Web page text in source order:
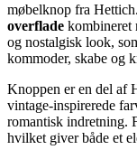
møbelknop fra
overflade kombineret
og nostalgisk look,
kommoder, skabe og
Knoppen er en del af
vintage-inspirerede
romantisk indretning.
hvilket giver både et